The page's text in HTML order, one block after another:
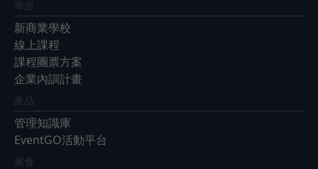
學習
新商業學校
線上課程
課程團票方案
企業內訓計畫
產品
管理知識庫
EventGO活動平台
展會